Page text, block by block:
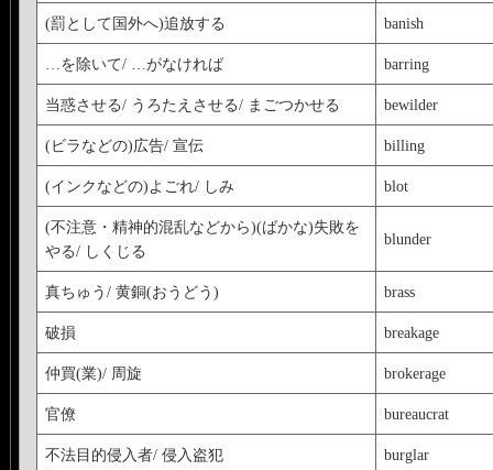
(罰として国外へ)追放する banish
…を除いて/ …がなければ barring
当惑させる/ うろたえさせる/ まごつかせる bewilder
(ビラなどの)広告/ 宣伝 billing
(インクなどの)よごれ/ しみ blot
(不注意・精神的混乱などから)(ばかな)失敗を
やる/ しくじる
blunder
真ちゅう/ 黄銅(おうどう) brass
破損 breakage
仲買(業)/ 周旋 brokerage
官僚 bureaucrat
不法目的侵入者/ 侵入盗犯 burglar